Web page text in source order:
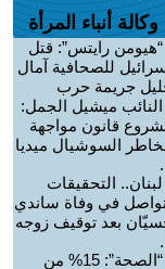
وكالة أنباء المرأة
“هيومن رايتس”: قتل
للصحافية آمال
جريمة حرب
النائب ميشيل الجمل:
قانون مواجهة
السوشيال ميديا
لبنان.. التحقيقات
في وفاة ساندي
بعد توقيف زوجه
“الصحة”: 15% من